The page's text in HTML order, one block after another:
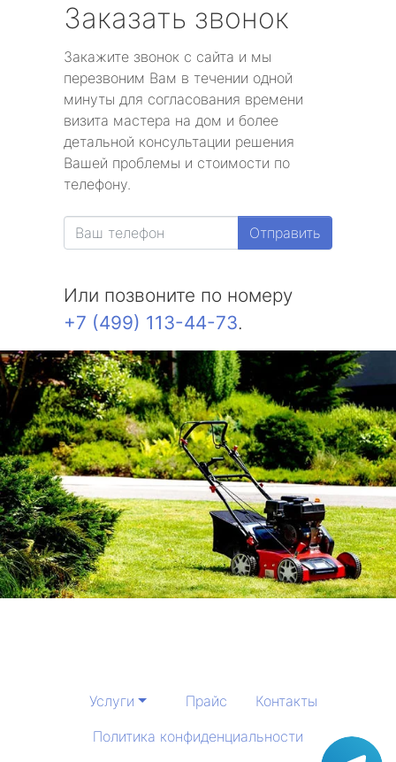
Заказать звонок
Закажите звонок с сайта и мы
перезвоним Вам в течении одной
минуты для согласования времени
визита мастера на дом и более
детальной консультации решения
Вашей проблемы и стоимости по
телефону.
Отправить
Или позвоните по номеру
+7 (499) 113-44-73.
Услуги Прайс
Контакты
Политика конфиденциальности